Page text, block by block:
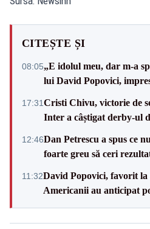
CITEȘTE ȘI
08:05„E idolul meu, dar m-a
lui David Popovici,
17:31Cristi Chivu, victorie de
Inter a câștigat derby-ul
12:46Dan Petrescu a spus ce
foarte greu să ceri
11:32David Popovici, favorit
Americanii au anticipat